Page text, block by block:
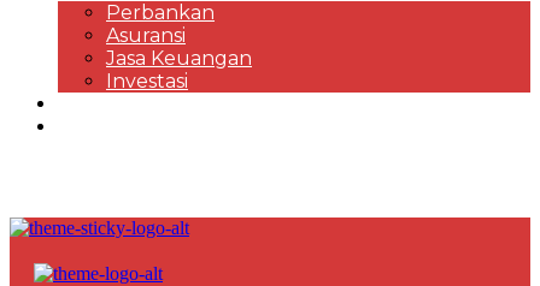
Perbankan
Asuransi
Jasa Keuangan
Investasi